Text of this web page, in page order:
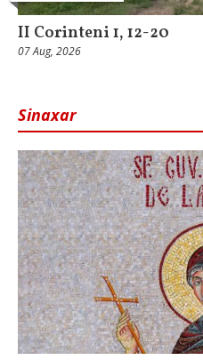
II Corinteni 1, 12-20
07 Aug, 2026
Sinaxar